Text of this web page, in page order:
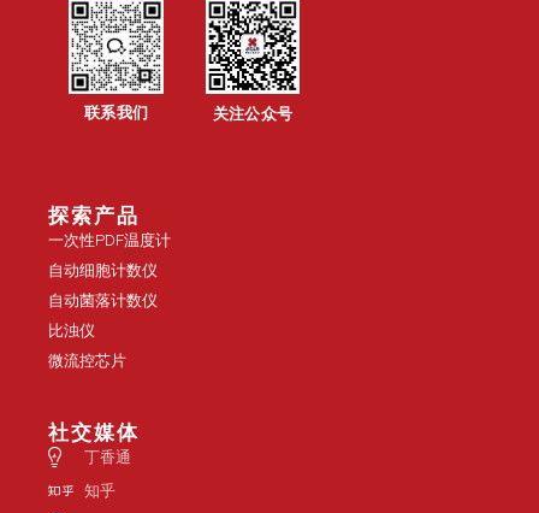
联系我们 关注公众号
探索产品
一次性PDF温度计
自动细胞计数仪
自动菌落计数仪
比浊仪
微流控芯片
社交媒体
丁香通
知乎